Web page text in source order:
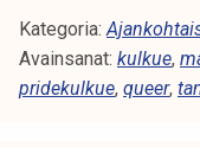
k
o
l
E
S
i
s
k
Kategoria:
Avainsanat: kulkue,
pridekulkue, queer,